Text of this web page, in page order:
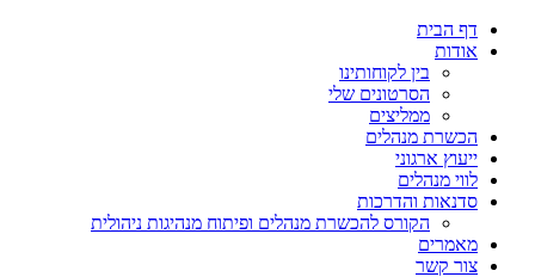
דף הבית
אודות
בין לקוחותינו
הסרטונים שלי
ממליצים
הכשרת מנהלים
ייעוץ ארגוני
לווי מנהלים
סדנאות והדרכות
הקורס להכשרת מנהלים ופיתוח מנהיגות ניהולית
מאמרים
צור קשר